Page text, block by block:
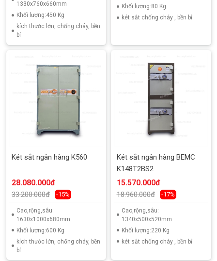
1330x760x660mm
Khối lượng:450 Kg
kích thước lớn, chống cháy, bền
bỉ
Khối lượng:80 Kg
két sắt chống cháy , bền bỉ
Két sắt ngân hàng K560
28.080.000đ
33.200.000đ -15%
Cao,rộng,sâu:
1630x1000x680mm
Khối lượng:600 Kg
kích thước lớn, chống cháy, bền
bỉ
Két sắt ngân hàng BEMC
K148T2BS2
15.570.000đ
18.960.000đ -17%
Cao,rộng,sâu:
1340x500x520mm
Khối lượng:220 Kg
két sắt chống cháy , bền bỉ